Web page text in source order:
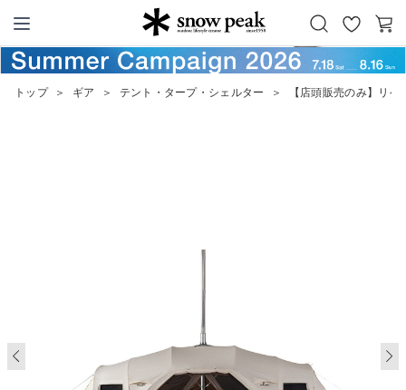
Snow Peak
お
気
カ
ー
トップ ＞ ギア ＞ テント・タープ・シェルター ＞ 【店頭販売のみ】リ